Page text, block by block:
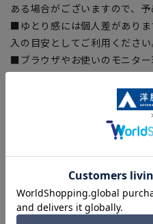
ある場合がございますので、予
■ゆとり感には個人差があり
入の目安としてご利用ください
■ブラウザやお使いのモニタ
下での光加減により、実際の
■生地や仕様・デザインによ
干の誤差が生じる場合がござ
を完了できない場合がござい
急ぎ発送のご注文につきまし
てはお急ぎ発送サービスを選